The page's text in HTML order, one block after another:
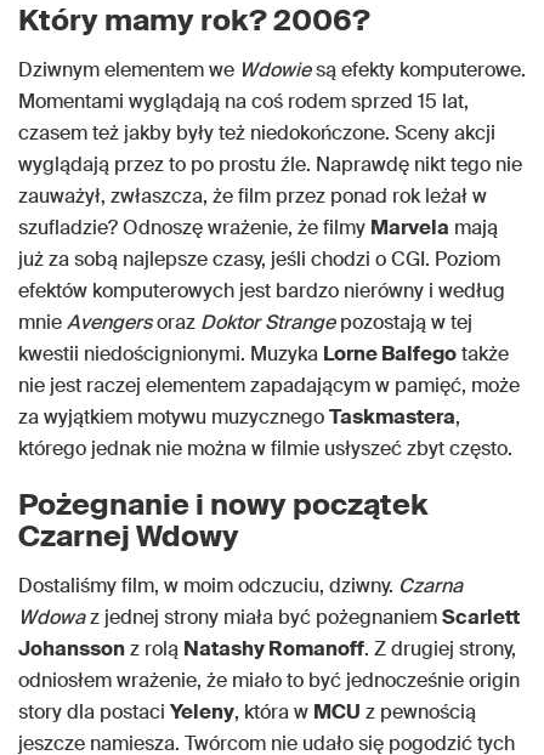
Który mamy rok? 2006?
Dziwnym elementem we Wdowiesą efekty komputerowe.
Momentami wyglądają na coś rodem sprzed 15 lat,
czasem też jakby były też niedokończone. Sceny akcji
wyglądają przez to po prostu źle. Naprawdę nikt tego nie
zauważył, zwłaszcza, że film przez ponad rok leżał w
szufladzie? Odnoszę wrażenie, że filmy Marvela mają
już za sobą najlepsze czasy, jeśli chodzi o CGI. Poziom
efektów komputerowych jest bardzo nierówny i według
mnieAvengersoraz Doktor Strangepozostają w tej
kwestii niedoścignionymi. Muzyka Lorne Balfegotakże
nie jest raczej elementem zapadającym w pamięć, może
za wyjątkiem motywu muzycznegoTaskmastera,
którego jednak nie można w filmie usłyszeć zbyt często.
Pożegnanie i nowy początek
Czarnej Wdowy
Dostaliśmy film, w moim odczuciu, dziwny. Czarna
Wdowaz jednej strony miała być pożegnaniemScarlett
Johanssonz rolą Natashy Romanoff. Z drugiej strony,
odniosłem wrażenie, że miało to być jednocześnie origin
story dla postaci Yeleny, która w MCU z pewnością
jeszcze namiesza. Twórcom nie udało się pogodzić tych